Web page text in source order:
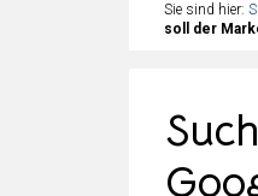
Sie sind hier:
soll der